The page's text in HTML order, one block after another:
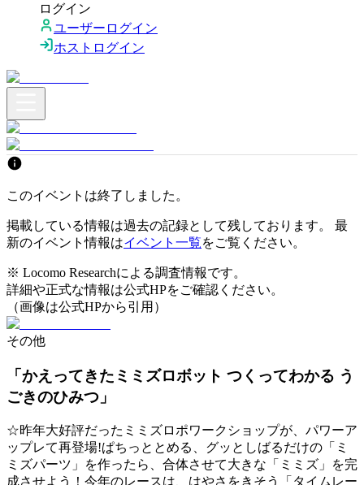
ログイン
ユーザーログイン
ホストログイン
このイベントは終了しました。
掲載している情報は過去の記録として残しております。 最
新のイベント情報はイベント一覧をご覧ください。
※ Locomo Researchによる調査情報です。
詳細や正式な情報は公式HPをご確認ください。
（画像は公式HPから引用）
その他
「かえってきたミミズロボット つくってわかる う
ごきのひみつ」
☆昨年大好評だったミミズロポワークショップが、パワーア
ップレて再登場!ぱちっととめる、グッとしばるだけの「ミ
ミズパーツ」を作ったら、合体させて大きな「ミミズ」を完
成させよう！今年のレースは、はやさをきそう「タイムレー